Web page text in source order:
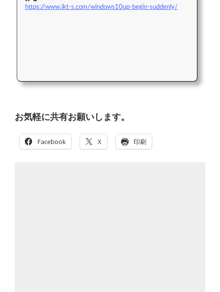
https://www.ikt-s.com/windows10up-begin-suddenly/
お気軽に共有お願いします。
Facebook X 印刷